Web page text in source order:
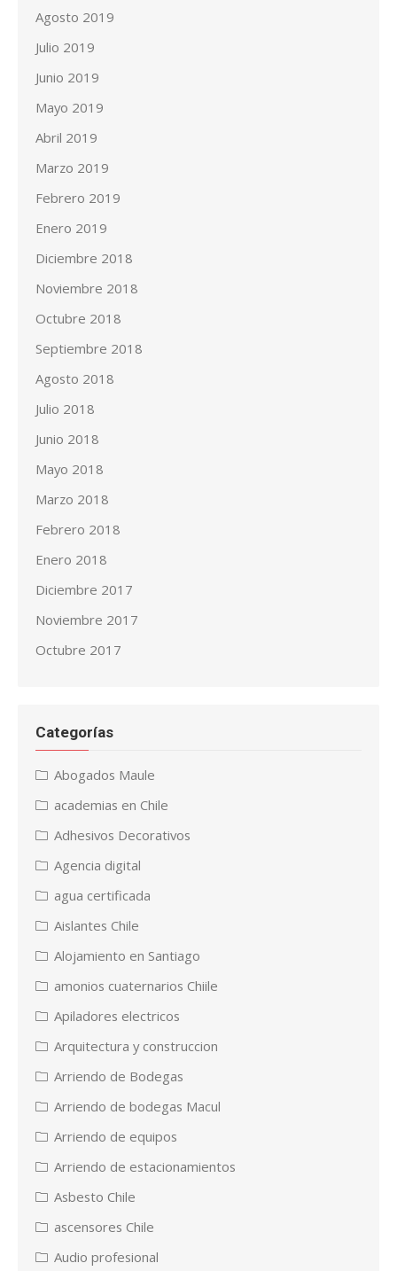
Agosto 2019
Julio 2019
Junio 2019
Mayo 2019
Abril 2019
Marzo 2019
Febrero 2019
Enero 2019
Diciembre 2018
Noviembre 2018
Octubre 2018
Septiembre 2018
Agosto 2018
Julio 2018
Junio 2018
Mayo 2018
Marzo 2018
Febrero 2018
Enero 2018
Diciembre 2017
Noviembre 2017
Octubre 2017
Categorías
Abogados Maule
academias en Chile
Adhesivos Decorativos
Agencia digital
agua certificada
Aislantes Chile
Alojamiento en Santiago
amonios cuaternarios Chiile
Apiladores electricos
Arquitectura y construccion
Arriendo de Bodegas
Arriendo de bodegas Macul
Arriendo de equipos
Arriendo de estacionamientos
Asbesto Chile
ascensores Chile
Audio profesional